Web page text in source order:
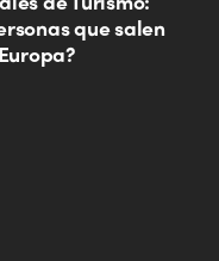
que salen